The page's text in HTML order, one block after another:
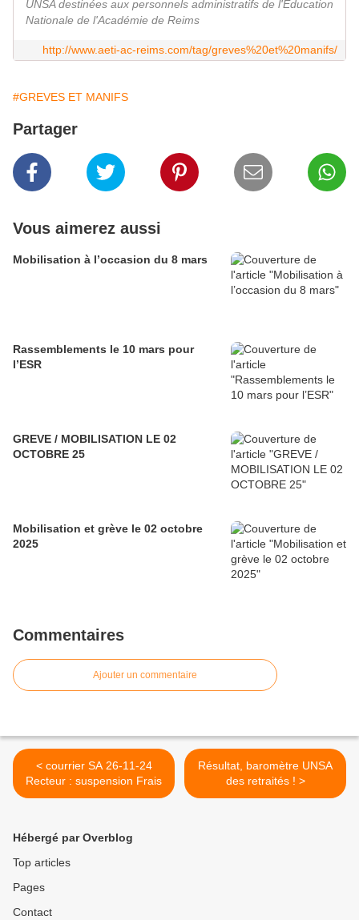
UNSA destinées aux personnels administratifs de l'Éducation
Nationale de l'Académie de Reims
http://www.aeti-ac-reims.com/tag/greves%20et%20manifs/
#GREVES ET MANIFS
Partager
Vous aimerez aussi
Mobilisation à l’occasion du 8 mars
Rassemblements le 10 mars pour
l’ESR
GREVE / MOBILISATION LE 02
OCTOBRE 25
Mobilisation et grève le 02 octobre
2025
Commentaires
Ajouter un commentaire
< courrier SA 26-11-24
Recteur : suspension Frais
Résultat, baromètre UNSA
des retraités ! >
Hébergé par Overblog
Top articles
Pages
Contact